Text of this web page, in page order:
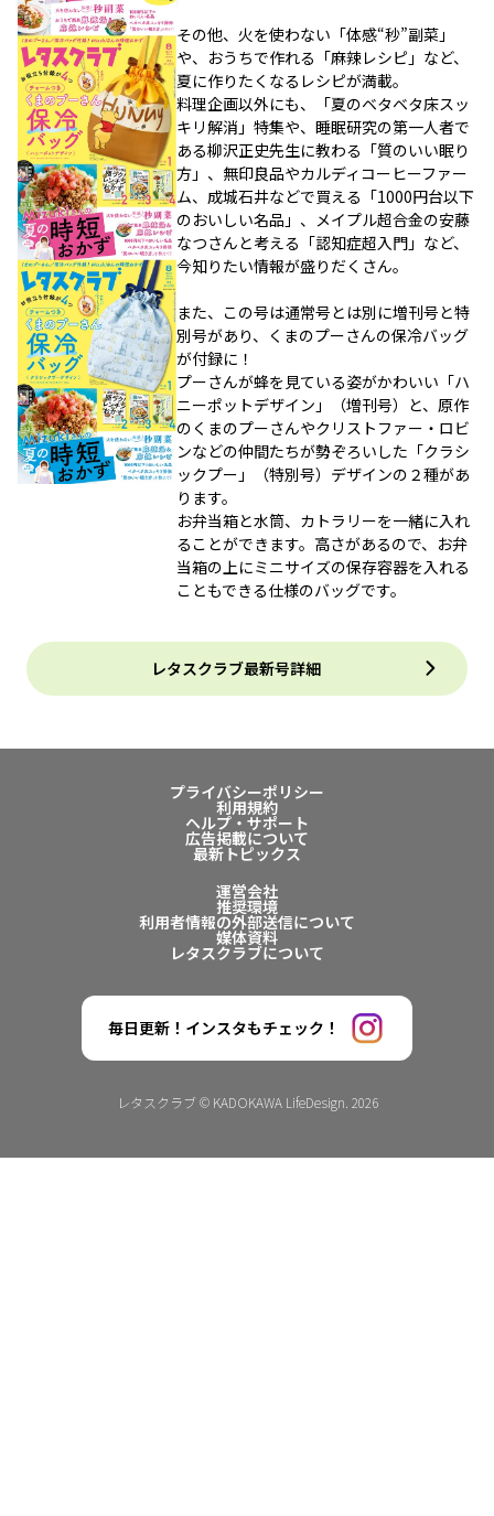
その他、火を使わない「体感“秒”副菜」
や、おうちで作れる「麻辣レシピ」など、
夏に作りたくなるレシピが満載。
料理企画以外にも、「夏のベタベタ床スッ
キリ解消」特集や、睡眠研究の第一人者で
ある柳沢正史先生に教わる「質のいい眠り
方」、無印良品やカルディコーヒーファー
ム、成城石井などで買える「1000円台以下
のおいしい名品」、メイプル超合金の安藤
なつさんと考える「認知症超入門」など、
今知りたい情報が盛りだくさん。
また、この号は通常号とは別に増刊号と特
別号があり、くまのプーさんの保冷バッグ
が付録に！
プーさんが蜂を見ている姿がかわいい「ハ
ニーポットデザイン」（増刊号）と、原作
のくまのプーさんやクリストファー・ロビ
ンなどの仲間たちが勢ぞろいした「クラシ
ックプー」（特別号）デザインの２種があ
ります。
お弁当箱と水筒、カトラリーを一緒に入れ
ることができます。高さがあるので、お弁
当箱の上にミニサイズの保存容器を入れる
こともできる仕様のバッグです。
レタスクラブ最新号詳細
プライバシーポリシー
利用規約
ヘルプ・サポート
広告掲載について
最新トピックス
運営会社
推奨環境
利用者情報の外部送信について
媒体資料
レタスクラブについて
毎日更新！インスタもチェック！
レタスクラブ © KADOKAWA LifeDesign. 2026